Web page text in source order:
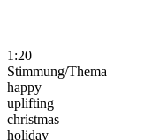
1:20
Stimmung/Thema
happy
uplifting
christmas
holiday